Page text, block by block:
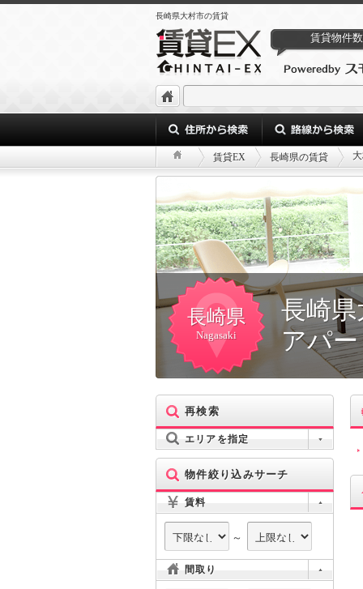
長崎県大村市の賃貸
賃貸物件数
賃貸EX 長崎県の賃貸
長崎県
Nagasaki
長崎
アパ
再検索
エリアを指定
物件絞り込みサーチ
賃料
～
間取り